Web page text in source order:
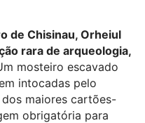
de Chisinau, Orheiul
rara de arqueologia,
mosteiro escavado
intocadas pelo
maiores cartões-
obrigatória para